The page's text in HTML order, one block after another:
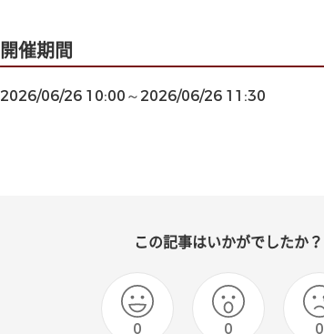
開催期間
2026/06/26 10:00～2026/06/26 11:30
この記事はいかがでしたか？
0 0 0